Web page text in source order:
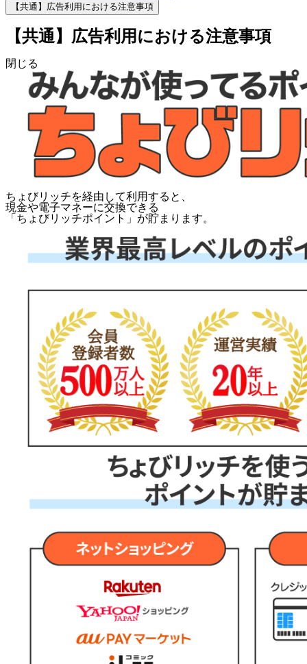
【共通】広告利用における注意事項
【共通】広告利用における注意事項
閉じる
ちょびリッチを経由して利用すると、
現金や電子マネーに交換できる
「 ちょびリッチポイント 」が貯まります。